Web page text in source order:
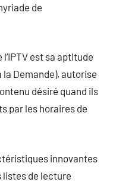
de
est sa aptitude
la Demande), autorise
désiré quand ils
par les horaires de
innovantes
listes de lecture